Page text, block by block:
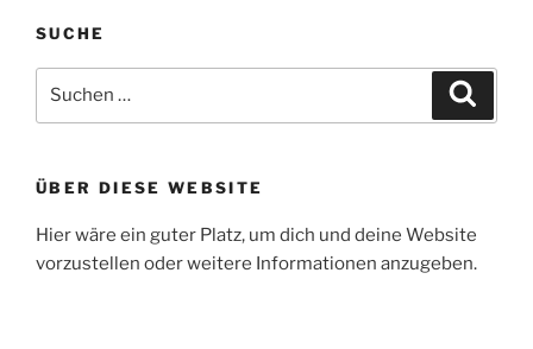
SUCHE
nach:
ÜBER DIESE WEBSITE
Hier wäre ein guter Platz, um dich und deine Website
vorzustellen oder weitere Informationen anzugeben.